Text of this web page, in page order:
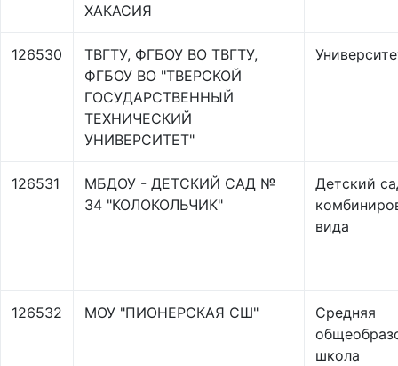
ХАКАСИЯ
126530
ТВГТУ, ФГБОУ ВО ТВГТУ,
ФГБОУ ВО "ТВЕРСКОЙ
ГОСУДАРСТВЕННЫЙ
ТЕХНИЧЕСКИЙ
УНИВЕРСИТЕТ"
126531
МБДОУ - ДЕТСКИЙ САД №
34 "КОЛОКОЛЬЧИК"
Детский
вида
126532 МОУ "ПИОНЕРСКАЯ СШ"
Средняя
школа